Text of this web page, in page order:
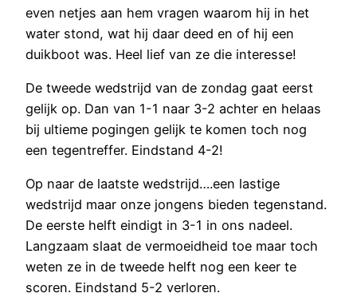
even netjes aan hem vragen waarom hij in het
water stond, wat hij daar deed en of hij een
duikboot was. Heel lief van ze die interesse!
De tweede wedstrijd van de zondag gaat eerst
gelijk op. Dan van 1-1 naar 3-2 achter en helaas
bij ultieme pogingen gelijk te komen toch nog
een tegentreffer. Eindstand 4-2!
Op naar de laatste wedstrijd….een lastige
wedstrijd maar onze jongens bieden tegenstand.
De eerste helft eindigt in 3-1 in ons nadeel.
Langzaam slaat de vermoeidheid toe maar toch
weten ze in de tweede helft nog een keer te
scoren. Eindstand 5-2 verloren.